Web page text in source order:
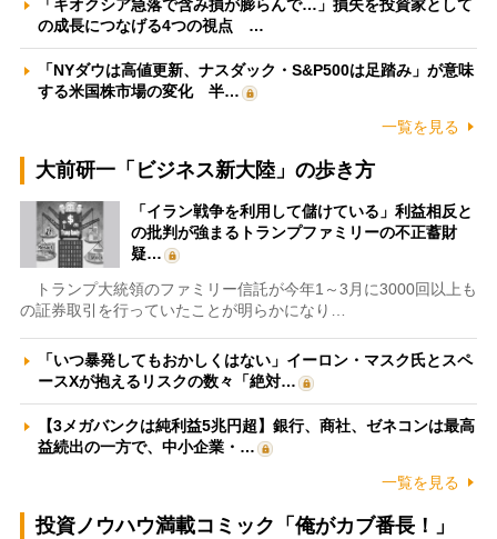
「キオクシア急落で含み損が膨らんで…」損失を投資家として
の成長につなげる4つの視点 …
「NYダウは高値更新、ナスダック・S&P500は足踏み」が意味
する米国株市場の変化 半…
一覧を見る
大前研一「ビジネス新大陸」の歩き方
「イラン戦争を利用して儲けている」利益相反と
の批判が強まるトランプファミリーの不正蓄財
疑…
トランプ大統領のファミリー信託が今年1～3月に3000回以上も
の証券取引を行っていたことが明らかになり…
「いつ暴発してもおかしくはない」イーロン・マスク氏とスペ
ースXが抱えるリスクの数々「絶対…
【3メガバンクは純利益5兆円超】銀行、商社、ゼネコンは最高
益続出の一方で、中小企業・…
一覧を見る
投資ノウハウ満載コミック「俺がカブ番長！」